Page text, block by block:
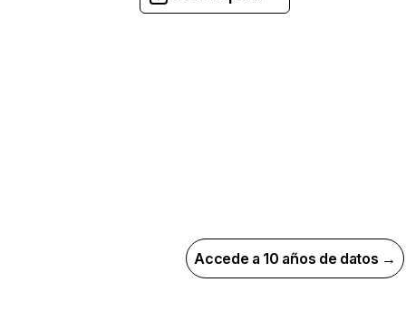
Accede a 10 años de datos →